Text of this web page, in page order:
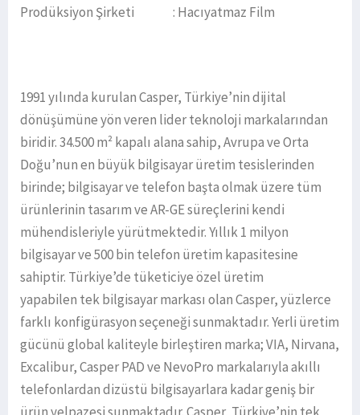
Prodüksiyon Şirketi : Hacıyatmaz Film
1991 yılında kurulan Casper, Türkiye’nin dijital
dönüşümüne yön veren lider teknoloji markalarından
biridir. 34.500 m² kapalı alana sahip, Avrupa ve Orta
Doğu’nun en büyük bilgisayar üretim tesislerinden
birinde; bilgisayar ve telefon başta olmak üzere tüm
ürünlerinin tasarım ve AR-GE süreçlerini kendi
mühendisleriyle yürütmektedir. Yıllık 1 milyon
bilgisayar ve 500 bin telefon üretim kapasitesine
sahiptir. Türkiye’de tüketiciye özel üretim
yapabilen tek bilgisayar markası olan Casper, yüzlerce
farklı konfigürasyon seçeneği sunmaktadır. Yerli üretim
gücünü global kaliteyle birleştiren marka; VIA, Nirvana,
Excalibur, Casper PAD ve NevoPro markalarıyla akıllı
telefonlardan dizüstü bilgisayarlara kadar geniş bir